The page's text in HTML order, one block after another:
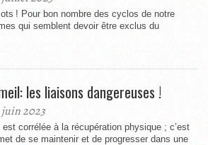
! Pour bon nombre des cyclos de notre
qui semblent devoir être exclus du
les liaisons dangereuses !
juin 2023
corrélée à la récupération physique ; c’est
de se maintenir et de progresser dans une